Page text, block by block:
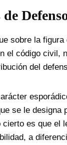
sobre la figura
el código civil,
del
se le designa
es que el
a